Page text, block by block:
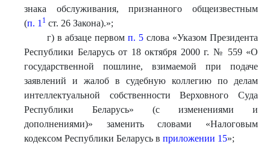
знака обслуживания, признанного общеизвестным
(п. 1 1 ст. 26 Закона).»;
г) в абзаце первом п. 5слова «Указом Президента
Республики Беларусь от 18 октября 2000 г. № 559 «О
государственной пошлине, взимаемой при подаче
заявлений и жалоб в судебную коллегию по делам
интеллектуальной собственности Верховного Суда
Республики Беларусь» (с изменениями и
дополнениями)» заменить словами «Налоговым
кодексом Республики Беларусь в приложении 15»;